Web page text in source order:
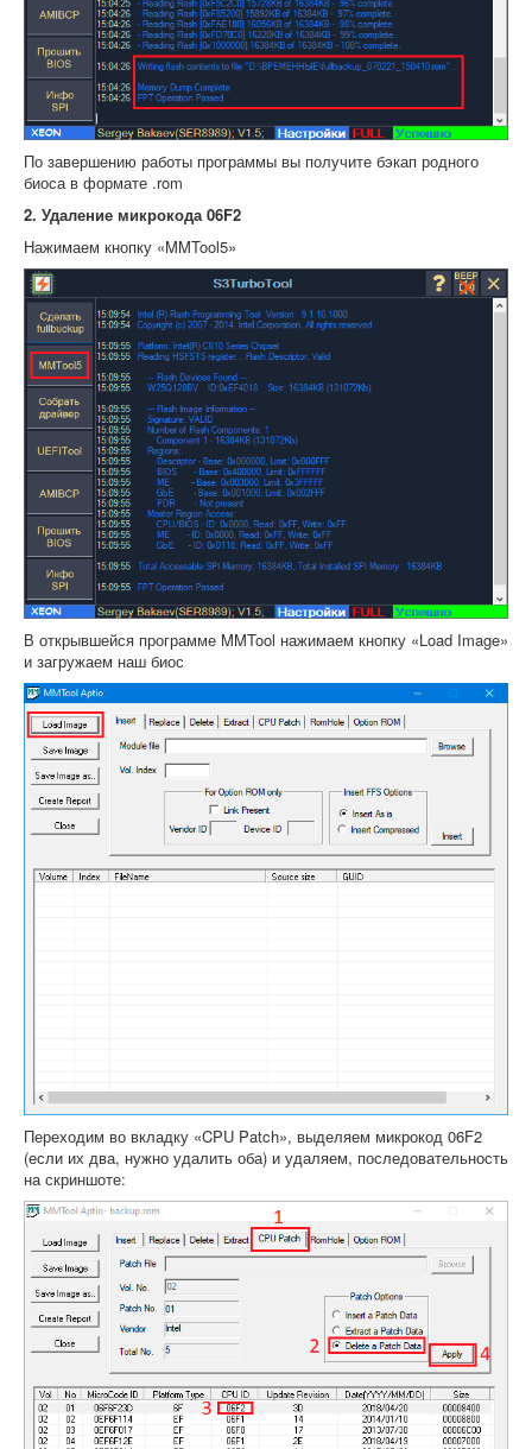
По завершению работы программы вы получите бэкап родного
биоса в формате .rom
2. Удаление микрокода 06F2
Нажимаем кнопку «MMTool5»
В открывшейся программе MMTool нажимаем кнопку «Load Image»
и загружаем наш биос
Переходим во вкладку «CPU Patch», выделяем микрокод 06F2
(если их два, нужно удалить оба) и удаляем, последовательность
на скриншоте: